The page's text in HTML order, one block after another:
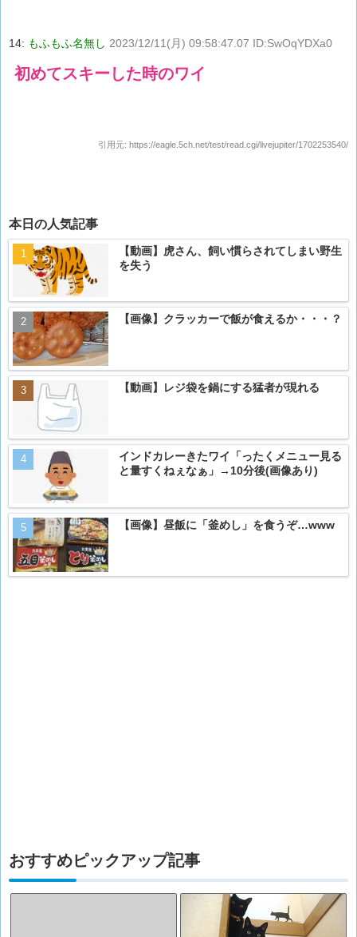
14: もふもふ名無し 2023/12/11(月) 09:58:47.07 ID:SwOqYDXa0
初めてスキーした時のワイ
引用元: https://eagle.5ch.net/test/read.cgi/livejupiter/1702253540/
本日の人気記事
【動画】虎さん、飼い慣らされてしまい野生
を失う
【画像】クラッカーで飯が食えるか・・・？
【動画】レジ袋を鍋にする猛者が現れる
インドカレーきたワイ「ったくメニュー見る
と量すくねぇなぁ」→10分後(画像あり)
【画像】昼飯に「釜めし」を食うぞ…www
おすすめピックアップ記事